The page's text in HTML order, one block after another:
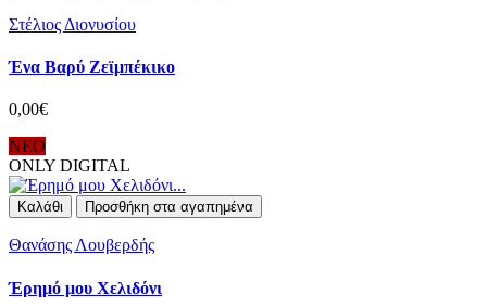
Στέλιος Διονυσίου
Ένα Βαρύ Ζεϊμπέκικο
0,00€
ΝΕΟ
ONLY DIGITAL
Καλάθι Προσθήκη στα αγαπημένα
Θανάσης Λουβερδής
Έρημό μου Χελιδόνι